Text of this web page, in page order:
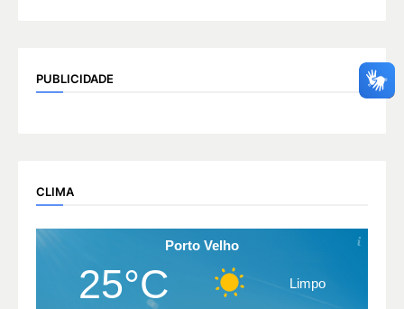
PUBLICIDADE
CLIMA
Porto Velho
25°C Limpo